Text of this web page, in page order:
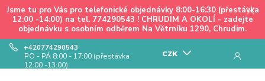
Jsme tu pro Vás pro telefonické objednávky 8:00-16:30 (přestávka
12:00 -14:00) na tel. 774290543 ! CHRUDIM A OKOLÍ - zadejte
objednávku s osobním odběrem Na Větrníku 1290, Chrudim.
CZK
+420774290543
PO - PÁ 8:00 - 17:00 (přestávka
12:00 -13:00)